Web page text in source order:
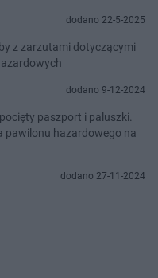
dodano 22-5-2025
z zarzutami dotyczącymi
dodano 9-12-2024
paszport i paluszki.
pawilonu hazardowego na
dodano 27-11-2024